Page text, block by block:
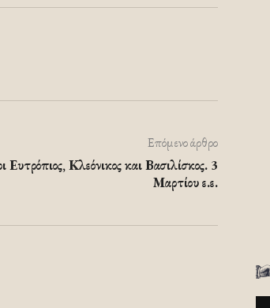
Επόμενο άρθρο
Ευτρόπιος, Κλεόνικος και Βασιλίσκος. 3
Μαρτίου ε.ε.